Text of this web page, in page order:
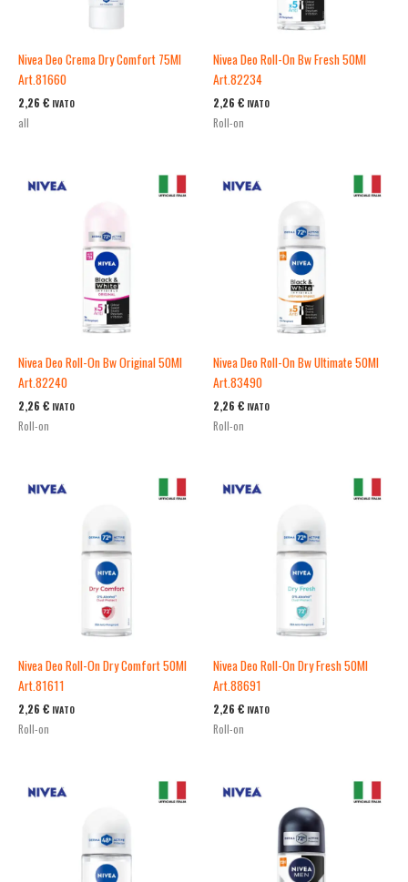
Nivea Deo Crema Dry Comfort 75Ml
Art.81660
2,26 € IVATO
all
Nivea Deo Roll-On Bw Fresh 50Ml
Art.82234
2,26 € IVATO
Roll-on
Nivea Deo Roll-On Bw Original 50Ml
Art.82240
2,26 € IVATO
Roll-on
Nivea Deo Roll-On Bw Ultimate 50Ml
Art.83490
2,26 € IVATO
Roll-on
Nivea Deo Roll-On Dry Comfort 50Ml
Art.81611
2,26 € IVATO
Roll-on
Nivea Deo Roll-On Dry Fresh 50Ml
Art.88691
2,26 € IVATO
Roll-on